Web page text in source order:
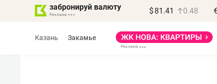
забронируй валюту $ 81.41 0.48
Казань Закамье